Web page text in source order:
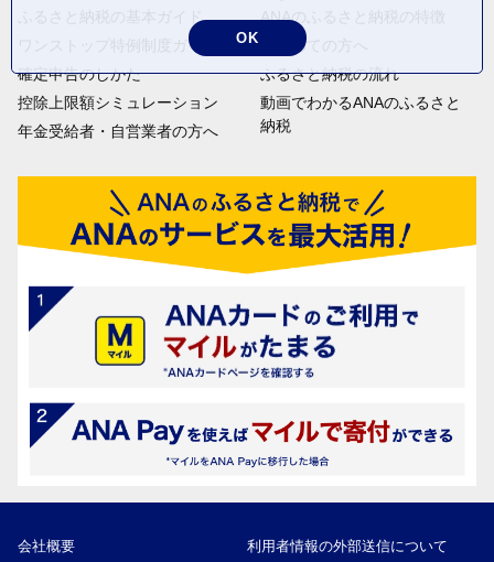
ふるさと納税の基本ガイド
ワンストップ特例制度ガイド
確定申告のしかた
控除上限額シミュレーション
年金受給者・自営業者の方へ
ANAのふるさと納税の特徴
はじめての方へ
ふるさと納税の流れ
動画でわかるANAのふるさと
納税
会社概要 利用者情報の外部送信について
OK